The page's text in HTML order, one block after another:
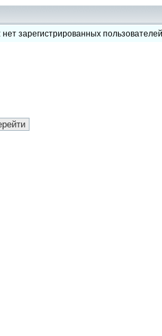
зарегистрированных пользователей